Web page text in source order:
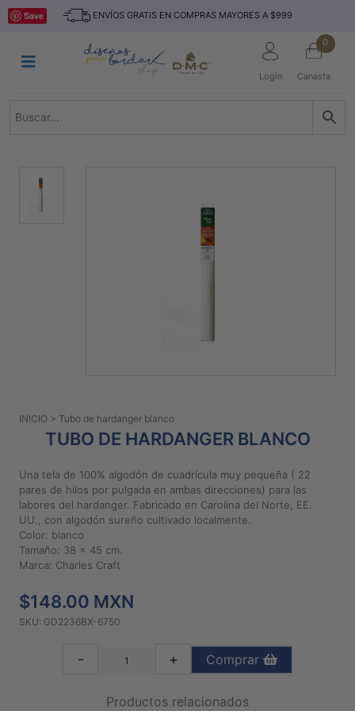
Saltar
ENVÍOS GRATIS EN COMPRAS MAYORES A $999
Login
0
Canasta
INICIO
TEJIDO
TELAS
TEMÁTICO
Preguntas
frecuentes
Privacidad
Políticas
Compra
2026
Save
INICIO > Tubo de hardanger blanco
TUBO DE HARDANGER BLANCO
Una tela de 100% algodón de cuadrícula muy pequeña ( 22
pares de hilos por pulgada en ambas direcciones) para las
labores del hardanger. Fabricado en Carolina del Norte, EE.
UU., con algodón sureño cultivado localmente.
Color: blanco
Tamaño: 38 x 45 cm.
Marca: Charles Craft
$148.00 MXN
SKU: GD2236BX-6750
- + Comprar
Productos relacionados